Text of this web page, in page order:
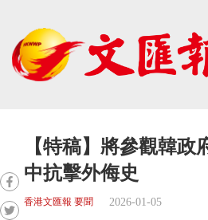
【特稿】將參觀韓政
中抗擊外侮史
香港文匯報 要聞 2026-01-05